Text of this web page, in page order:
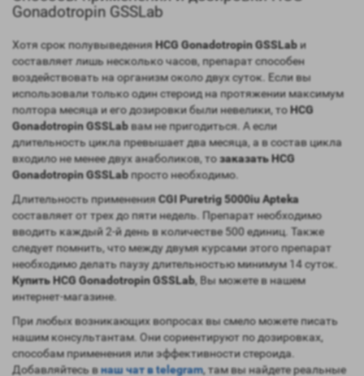
Gonadotropin GSSLab
Хотя срок полувыведенияHCG Gonadotropin GSSLabи
составляет лишь несколько часов, препарат способен
воздействовать на организм около двух суток. Если вы
использовали только один стероид на протяжении максимум
полтора месяца и его дозировки были невелики, тоHCG
Gonadotropin GSSLabвам не пригодиться. А если
длительность цикла превышает два месяца, а в состав цикла
входило не менее двух анаболиков, тозаказатьHCG
Gonadotropin GSSLabпросто необходимо.
Длительность примененияCGI Puretrig 5000iu Apteka
составляет от трех до пяти недель. Препарат необходимо
вводить каждый 2-й день в количестве 500 единиц. Также
следует помнить, что между двумя курсами этого препарат
необходимо делать паузу длительностью минимум 14 суток.
КупитьHCG Gonadotropin GSSLab, Вы можете в нашем
интернет-магазине.
При любых возникающих вопросах вы смело можете писать
нашим консультантам. Они сориентируют по дозировках,
способам применения или эффективности стероида.
Добавляйтесь внаш чат в telegram, там вы найдете реальные